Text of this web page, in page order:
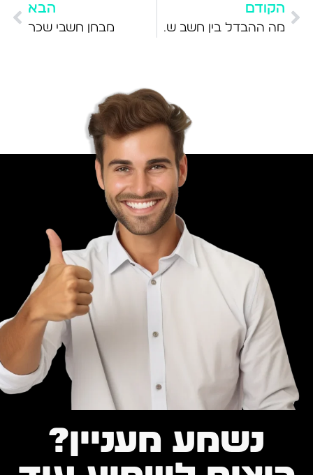
הקודם
מה ההבדל בין חשב שכר למנהל חשבונות?
הבא
מבחן חשבי שכר
נשמע מעניין?